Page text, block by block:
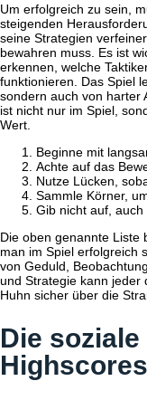
Um erfolgreich zu sein,
steigenden
seine Strategien
bewahren muss. Es ist
erkennen, welche
funktionieren. Das Spiel
sondern auch von harter
ist nicht nur im Spiel,
Wert.
Beginne mit
Achte auf das
Nutze Lücken,
Sammle Körner,
Gib nicht auf, auch
Die oben genannte Liste
man im Spiel erfolgreich
von Geduld,
und Strategie kann jeder
Huhn sicher über die
Die